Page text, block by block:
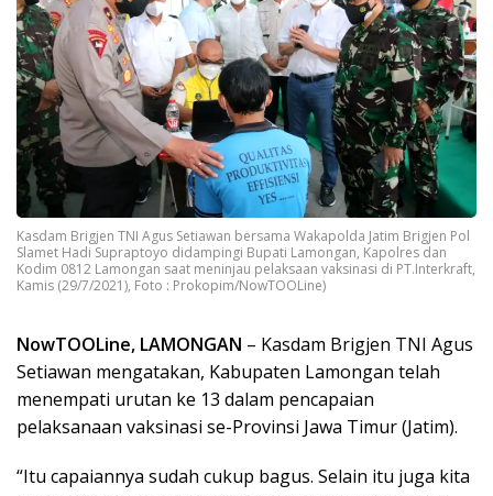
Kasdam Brigjen TNI Agus Setiawan bersama Wakapolda Jatim Brigjen Pol
Slamet Hadi Supraptoyo didampingi Bupati Lamongan, Kapolres dan
Kodim 0812 Lamongan saat meninjau pelaksaan vaksinasi di PT.Interkraft,
Kamis (29/7/2021), Foto : Prokopim/NowTOOLine)
NowTOOLine, LAMONGAN – Kasdam Brigjen TNI Agus
Setiawan mengatakan, Kabupaten Lamongan telah
menempati urutan ke 13 dalam pencapaian
pelaksanaan vaksinasi se-Provinsi Jawa Timur (Jatim).
“Itu capaiannya sudah cukup bagus. Selain itu juga kita